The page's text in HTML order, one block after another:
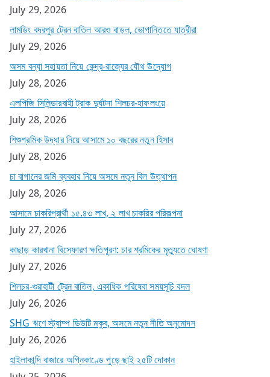
July 29, 2026
লামডিং বদরপুর ট্রেন বাতিল আরও বাড়ল, ভোগান্তিতে যাত্রীরা
July 29, 2026
অসম বন্যা সহায়তা নিয়ে কেন্দ্র-রাজ্যের যৌথ উদ্যোগ
July 28, 2026
এলপিজি সিলিন্ডারবাহী ট্রাক দুর্ঘটনা শিলচর-হাফলংয়ে
July 28, 2026
শিশুশ্রমিক উদ্ধার নিয়ে আসামে ১০ বছরের নতুন হিসাব
July 28, 2026
চা বাগানের জমি ব্যবহার নিয়ে অসমে নতুন বিল উত্থাপন
July 28, 2026
আসামে চাকরিপ্রার্থী ১৫.৪৩ লাখ, ২ লাখ চাকরির পরিকল্পনা
July 27, 2026
কাছাড় কারখানা বিস্ফোরণ ক্ষতিপূরণ: চার শ্রমিকের মৃত্যুতে ঘোষণা
July 27, 2026
শিলচর-গুৱাহাটী ট্রেন বাতিল, একাধিক পরিষেবা সময়সূচি বদল
July 26, 2026
SHG ঋণে স্ট্যাম্প ডিউটি মকুব, অসমে নতুন নীতি অনুমোদন
July 26, 2026
হাইলাকান্দি বাজারে অগ্নিকাণ্ডে পুড়ে ছাই ২৫টি দোকান